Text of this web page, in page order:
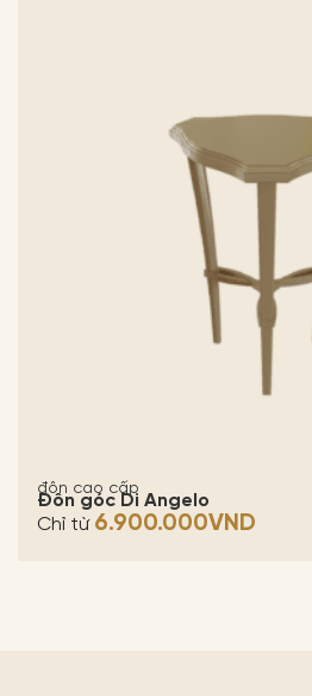
đôn cao cấp
Đôn góc Di Angelo
Chỉ từ 6.900.000VND